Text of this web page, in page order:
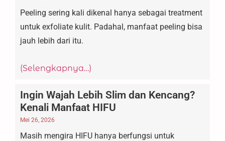
Peeling sering kali dikenal hanya sebagai treatment
untuk exfoliate kulit. Padahal, manfaat peeling bisa
jauh lebih dari itu.
(Selengkapnya…)
Ingin Wajah Lebih Slim dan Kencang?
Kenali Manfaat HIFU
Mei 26, 2026
Masih mengira HIFU hanya berfungsi untuk